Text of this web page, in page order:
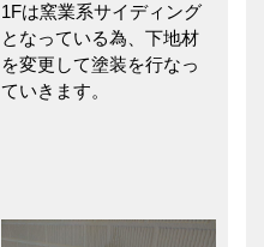
1Fは窯業系サイディング
となっている為、下地材
を変更して塗装を行なっ
ていきます。